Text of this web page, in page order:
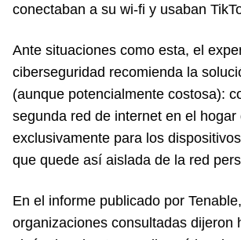
conectaban a su wi-fi y usaban
Ante situaciones como esta, el
ciberseguridad recomienda la
(aunque potencialmente costosa):
segunda red de internet en el hogar
exclusivamente para los
que quede así aislada de la red
En el informe publicado por
organizaciones consultadas dijeron